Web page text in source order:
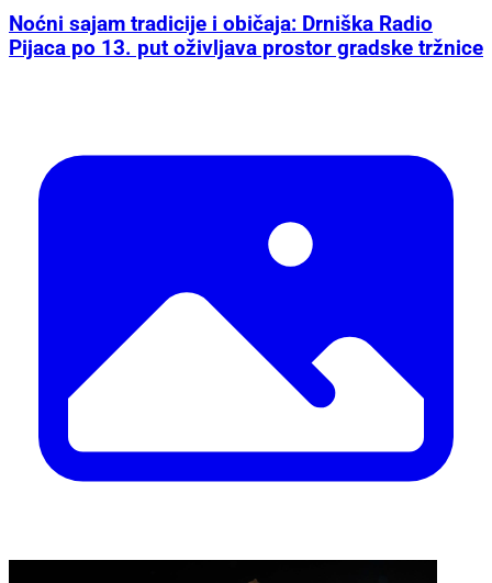
Noćni sajam tradicije i običaja: Drniška Radio
Pijaca po 13. put oživljava prostor gradske tržnice